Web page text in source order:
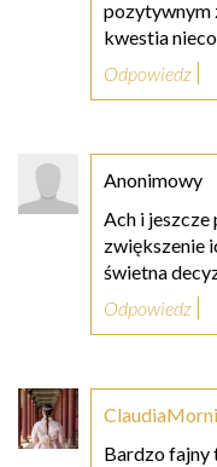
pozytywnym
kwestia
Odpowiedz
Anonimowy
Ach i jeszcze
zwiększenie
świetna
Odpowiedz
Bardzo fajny